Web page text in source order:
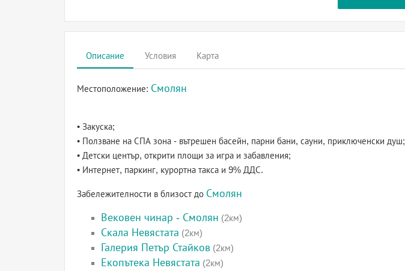
Описание Условия Карта
Местоположение: Смолян
• Закуска;
• Ползване на СПА зона - вътрешен басейн, парни бани, сауни, приключенски душ;
• Детски център, открити площи за игра и забавления;
• Интернет, паркинг, курортна такса и 9% ДДС.
Забележителности в близост до Смолян
Вековен чинар - Смолян (2км)
Скала Невястата (2км)
Галерия Петър Стайков (2км)
Екопътека Невястата (2км)